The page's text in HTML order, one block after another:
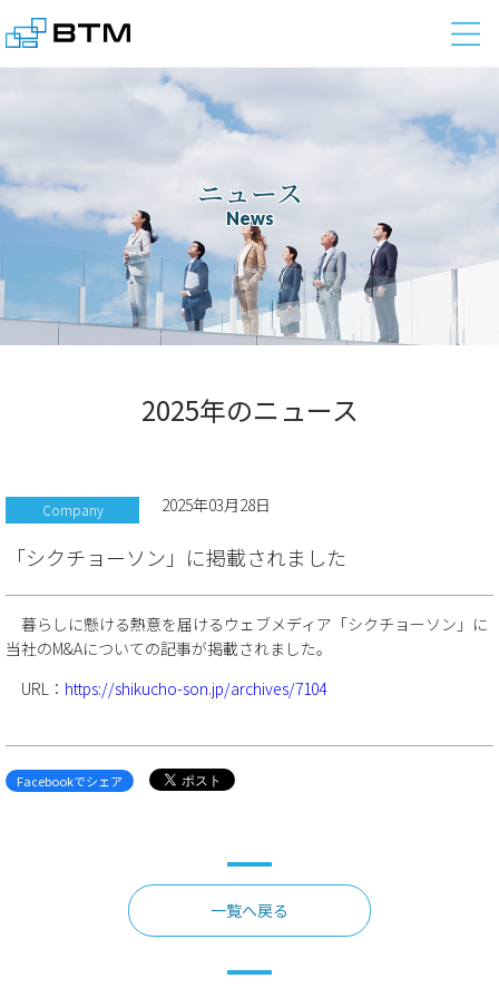
ニュース
News
2025年のニュース
2025年03月28日
Company
「シクチョーソン」に掲載されました
暮らしに懸ける熱意を届けるウェブメディア「シクチョーソン」に
当社のM&Aについての記事が掲載されました。
URL： https://shikucho-son.jp/archives/7104
Facebookでシェア
一覧へ戻る